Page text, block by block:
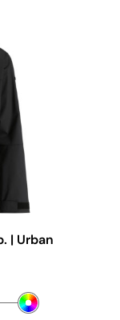
| Urban